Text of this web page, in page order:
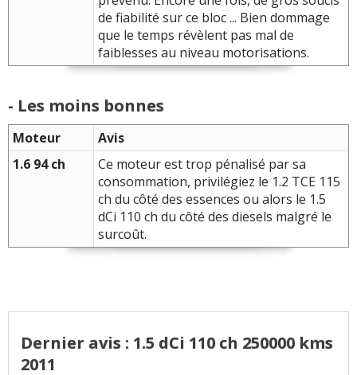
de fiabilité sur ce bloc ... Bien dommage
que le temps révèlent pas mal de
faiblesses au niveau motorisations.
- Les moins bonnes
Moteur
Avis
1.6 94 ch
Ce moteur est trop pénalisé par sa
consommation, privilégiez le 1.2 TCE 115
ch du côté des essences ou alors le 1.5
dCi 110 ch du côté des diesels malgré le
surcoût.
Dernier avis : 1.5 dCi 110 ch 250000 kms
2011